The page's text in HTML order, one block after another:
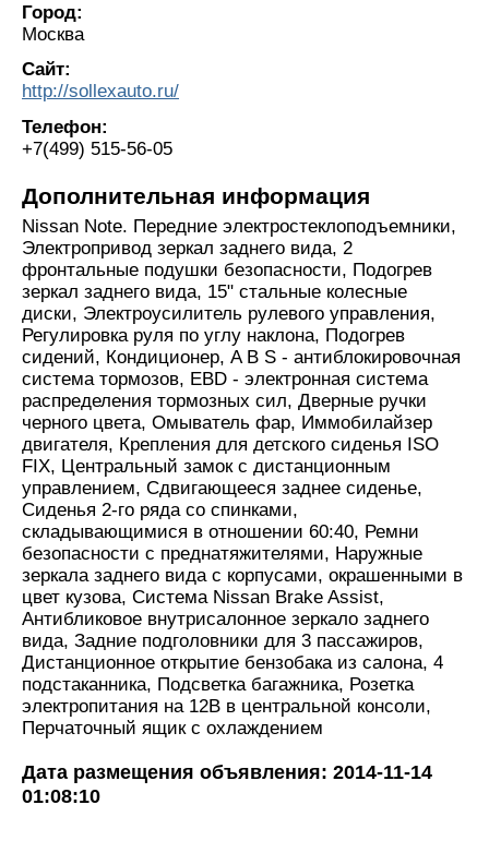
Город:
Москва
Сайт:
http://sollexauto.ru/
Телефон:
+7(499) 515-56-05
Дополнительная информация
Nissan Note. Передние электростеклоподъемники,
Электропривод зеркал заднего вида, 2
фронтальные подушки безопасности, Подогрев
зеркал заднего вида, 15" стальные колесные
диски, Электроусилитель рулевого управления,
Регулировка руля по углу наклона, Подогрев
сидений, Кондиционер, A B S - антиблокировочная
система тормозов, EBD - электронная система
распределения тормозных сил, Дверные ручки
черного цвета, Омыватель фар, Иммобилайзер
двигателя, Крепления для детского сиденья ISO
FIX, Центральный замок с дистанционным
управлением, Сдвигающееся заднее сиденье,
Сиденья 2-го ряда со спинками,
складывающимися в отношении 60:40, Ремни
безопасности с преднатяжителями, Наружные
зеркала заднего вида с корпусами, окрашенными в
цвет кузова, Система Nissan Brake Assist,
Антибликовое внутрисалонное зеркало заднего
вида, Задние подголовники для 3 пассажиров,
Дистанционное открытие бензобака из салона, 4
подстаканника, Подсветка багажника, Розетка
электропитания на 12B в центральной консоли,
Перчаточный ящик с охлаждением
Дата размещения объявления: 2014-11-14
01:08:10